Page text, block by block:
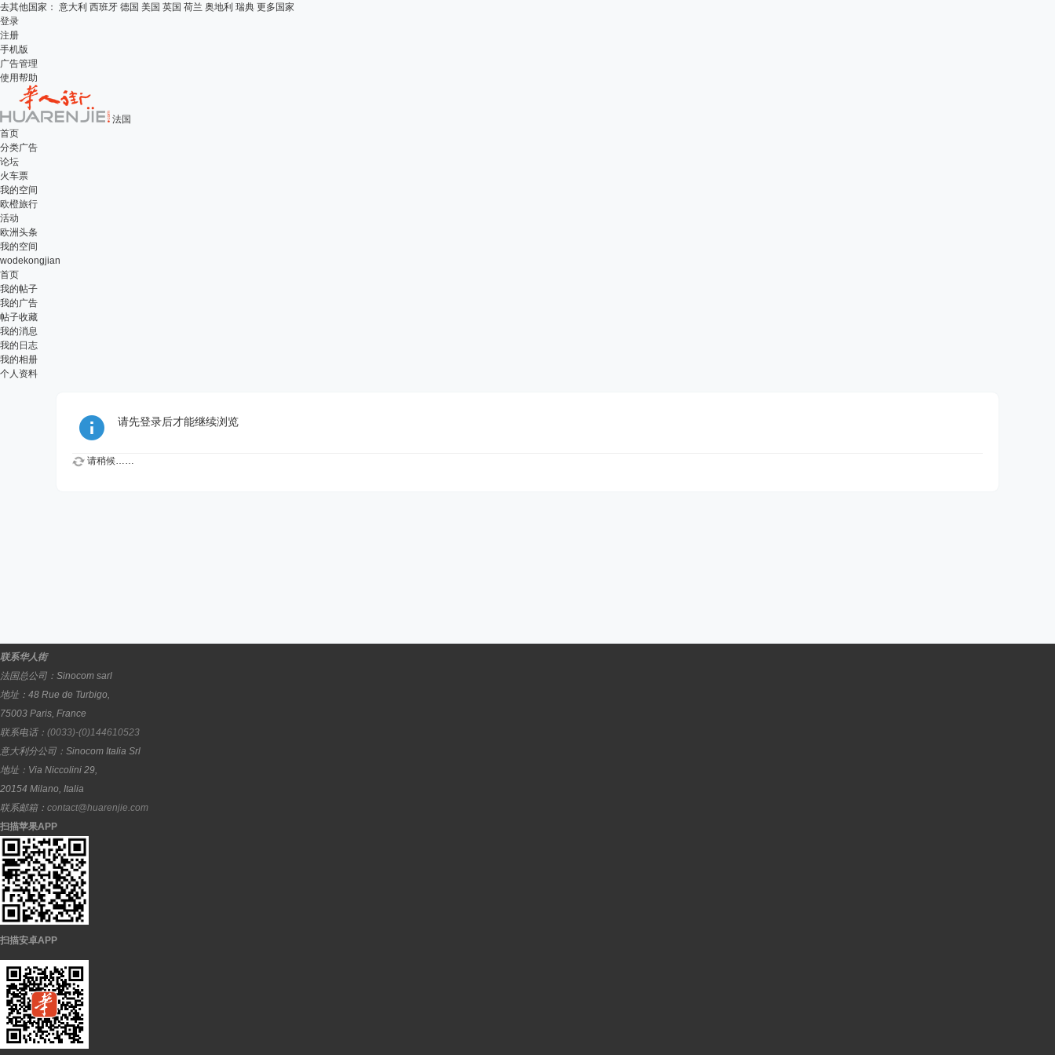
去其他国家： 意大利 西班牙 德国 美国 英国 荷兰 奥地利 瑞典 更多国家
登录
注册
手机版
广告管理
使用帮助
法国
首页
分类广告
论坛
火车票
我的空间
欧橙旅行
活动
欧洲头条
我的空间
wodekongjian
首页
我的帖子
我的广告
帖子收藏
我的消息
我的日志
我的相册
个人资料
请先登录后才能继续浏览
请稍候……
联系华人街
法国总公司： Sinocom sarl
地址： 48 Rue de Turbigo,
75003 Paris, France
联系电话： (0033)-(0)144610523
意大利分公司： Sinocom Italia Srl
地址： Via Niccolini 29,
20154 Milano, Italia
联系邮箱： contact@huarenjie.com
扫描苹果APP
扫描安卓APP